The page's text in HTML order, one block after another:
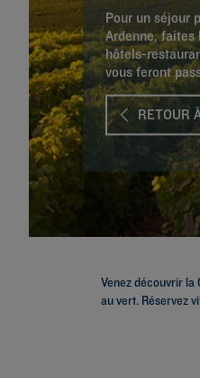
Pour un séjour
Ardenne, faites
hôtels-
vous feront
RETOUR
Venez découvrir la
au vert. Réservez